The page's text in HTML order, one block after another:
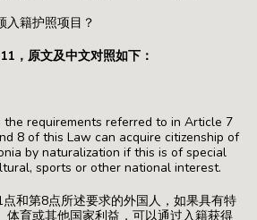
入籍护照项目？
，原文及中文对照如下：
requirements referred to in Article 7
8 of this Law can acquire citizenship of
by naturalization if this is of special
sports or other national interest.
和第8点所述要求的外国人，如果具有特
体育或其他国家利益，可以通过入籍获得